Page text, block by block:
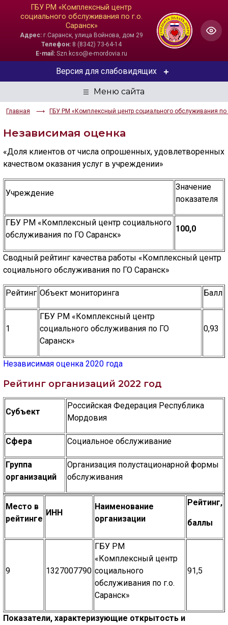
ГБУ РМ «Комплексный центр
социального обслуживания по г.о.
Саранск»
Адрес: г.Саранск, улица Войнова, дом 29
Телефон: 8 (8342) 73-64-14
E-mail: Szn.kcso@e-mordovia.ru
Главная ГБУ РМ «Комплексный центр социального обслуживания по
Версия для слабовидящих
ЦВЕТОВАЯ СХЕМА
Aa Aa Aa
Aa Aa Aa
🔊 Включить озвучивание
Настройки по умолчанию
Настройки по умолчанию
Независимая оценка
«Доля клиентов от числа опрошенных, удовлетворенных
качеством оказания услуг в учреждении»
Учреждение
Значение
показателя
ГБУ РМ «Комплексный центр социального
обслуживания по ГО Саранск»
100,0
Сводный рейтинг качества работы «Комплексный центр
социального обслуживания по ГО Саранск»
Рейтинг Объект мониторинга Балл
1
ГБУ РМ «Комплексный центр
социального обслуживания по ГО
Саранск»
0,93
Независимая оценка 2020 года
Рейтинг организаций 2022 год
Субъект
Российская Федерация Республика
Мордовия
Сфера Социальное обслуживание
Группа
организаций
Организация полустационарной формы
обслуживания
Место в
рейтинге
ИНН
Наименование
организации
Рейтинг,
баллы
9 1327007790
ГБУ РМ
«Комплексный центр
социального
обслуживания по г.о.
Саранск»
91,5
Показатели, характеризующие открытость и